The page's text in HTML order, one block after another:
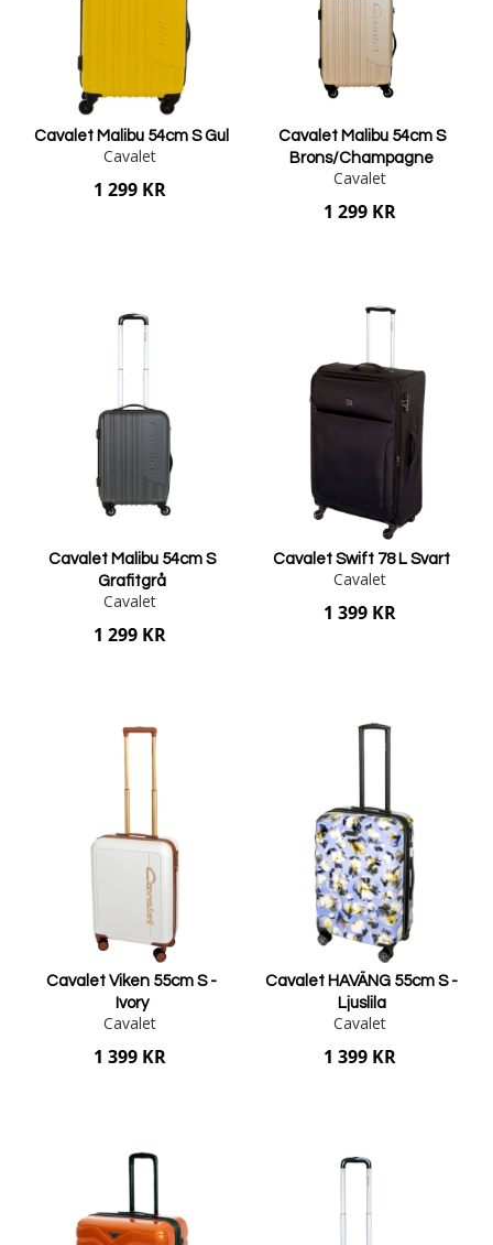
Cavalet Malibu 54cm S Gul
Cavalet
1 299 KR
Cavalet Malibu 54cm S
Brons/Champagne
Cavalet
1 299 KR
Cavalet Malibu 54cm S
Grafitgrå
Cavalet
1 299 KR
Cavalet Swift 78 L Svart
Cavalet
1 399 KR
Cavalet Viken 55cm S -
Ivory
Cavalet
1 399 KR
Cavalet HAVÄNG 55cm S -
Ljuslila
Cavalet
1 399 KR